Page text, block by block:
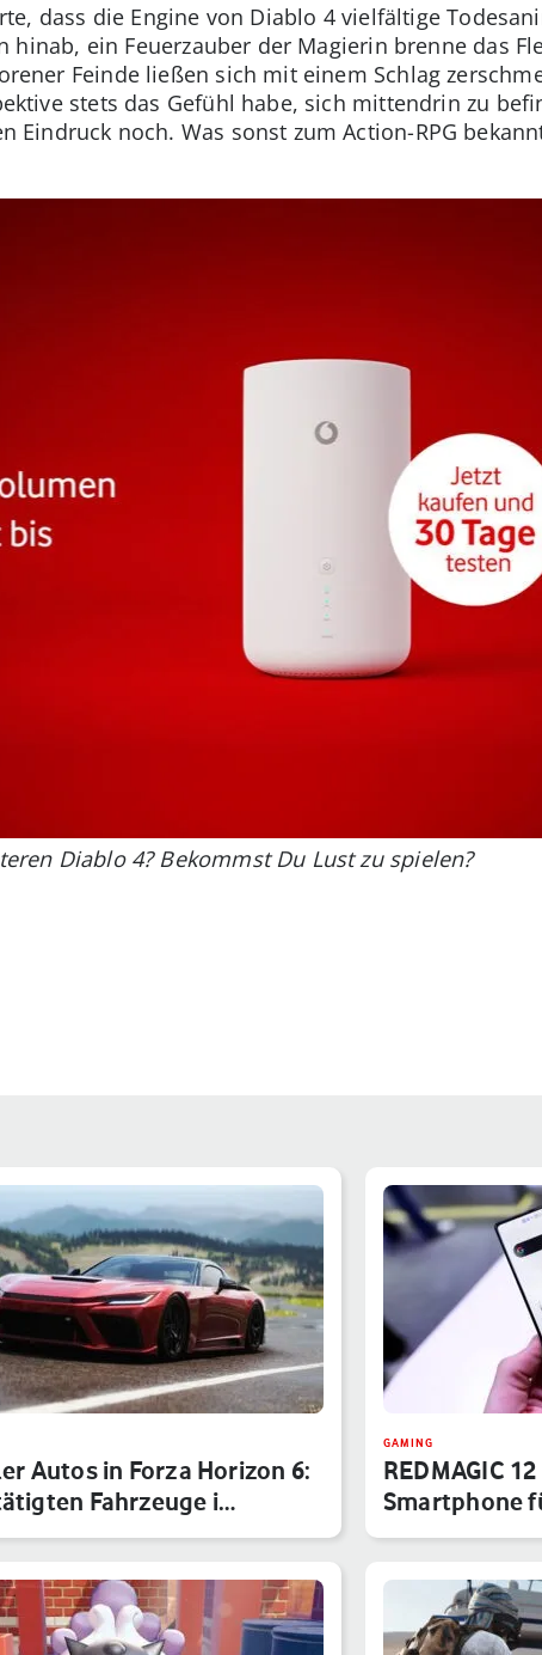
dass die Engine von Diablo 4 vielfältige
ein Feuerzauber der Magierin brenne das
Feinde ließen sich mit einem Schlag
stets das Gefühl habe, sich mittendrin zu
Eindruck noch. Was sonst zum Action-RPG
Diablo 4? Bekommst Du Lust zu spielen?
Autos in Forza Horizon 6:
Fahrzeuge i…
GAMING
REDMAGIC
Smartphone